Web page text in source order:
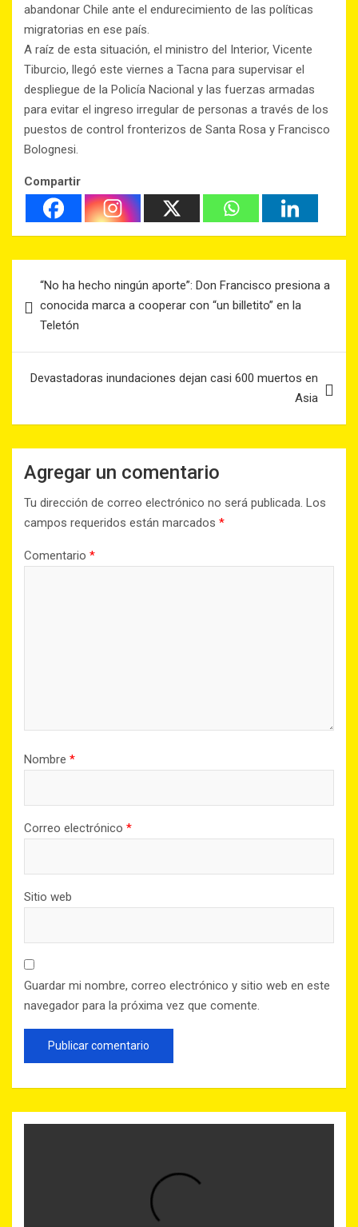
abandonar Chile ante el endurecimiento de las políticas
migratorias en ese país.
A raíz de esta situación, el ministro del Interior, Vicente
Tiburcio, llegó este viernes a Tacna para supervisar el
despliegue de la Policía Nacional y las fuerzas armadas
para evitar el ingreso irregular de personas a través de los
puestos de control fronterizos de Santa Rosa y Francisco
Bolognesi.
Compartir
“No ha hecho ningún aporte”: Don Francisco presiona a
conocida marca a cooperar con “un billetito” en la
Teletón
Devastadoras inundaciones dejan casi 600 muertos en
Asia
Agregar un comentario
Tu dirección de correo electrónico no será publicada. Los
campos requeridos están marcados *
Comentario *
Nombre *
Correo electrónico *
Sitio web
Guardar mi nombre, correo electrónico y sitio web en este
navegador para la próxima vez que comente.